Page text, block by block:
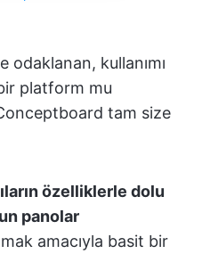
odaklanan, kullanımı
platform mu
tam size
özelliklerle dolu
panolar
amacıyla basit bir